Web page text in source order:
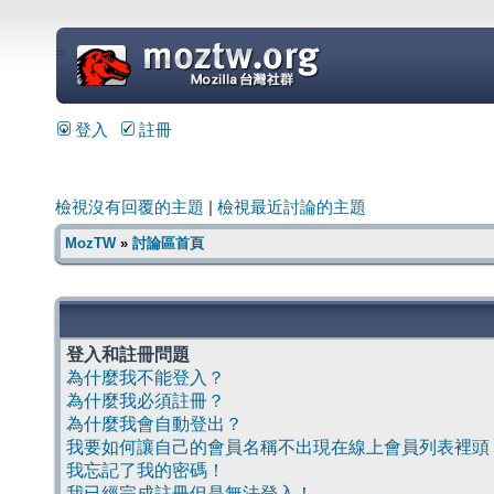
=
登入 註冊
檢視沒有回覆的主題 檢視最近討論的主題
MozTW» 討論區首頁
登入和註冊問題
為什麼我不能登入？
為什麼我必須註冊？
為什麼我會自動登出？
我要如何讓自己的會員名稱不出現在線上會員列表裡頭
我忘記了我的密碼！